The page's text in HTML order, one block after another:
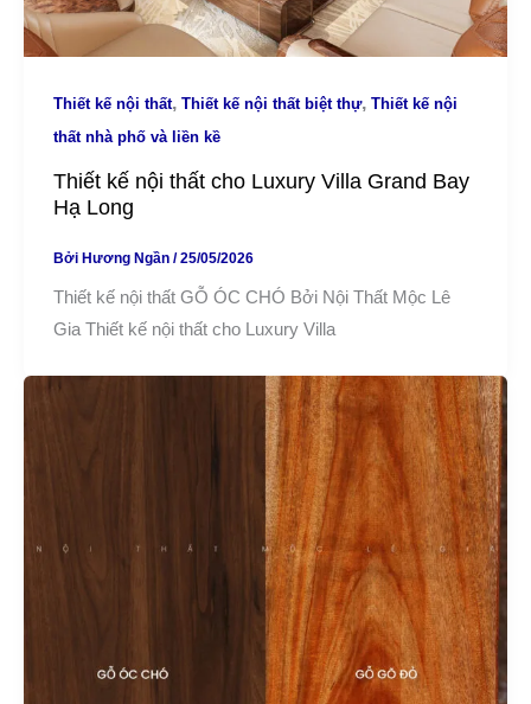
Thiết kế nội thất, Thiết kế nội thất biệt thự, Thiết kế nội
thất nhà phố và liền kề
Thiết kế nội thất cho Luxury Villa Grand Bay
Hạ Long
Bởi Hương Ngần /25/05/2026
Thiết kế nội thất GỖ ÓC CHÓ Bởi Nội Thất Mộc Lê
Gia Thiết kế nội thất cho Luxury Villa